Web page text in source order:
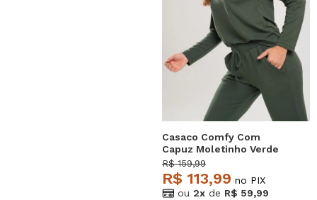
Casaco Comfy Com
Capuz Moletinho Verde
Salvatore
R$ 159,99
R$ 113,99 no PIX
ou 2x de R$ 59,99